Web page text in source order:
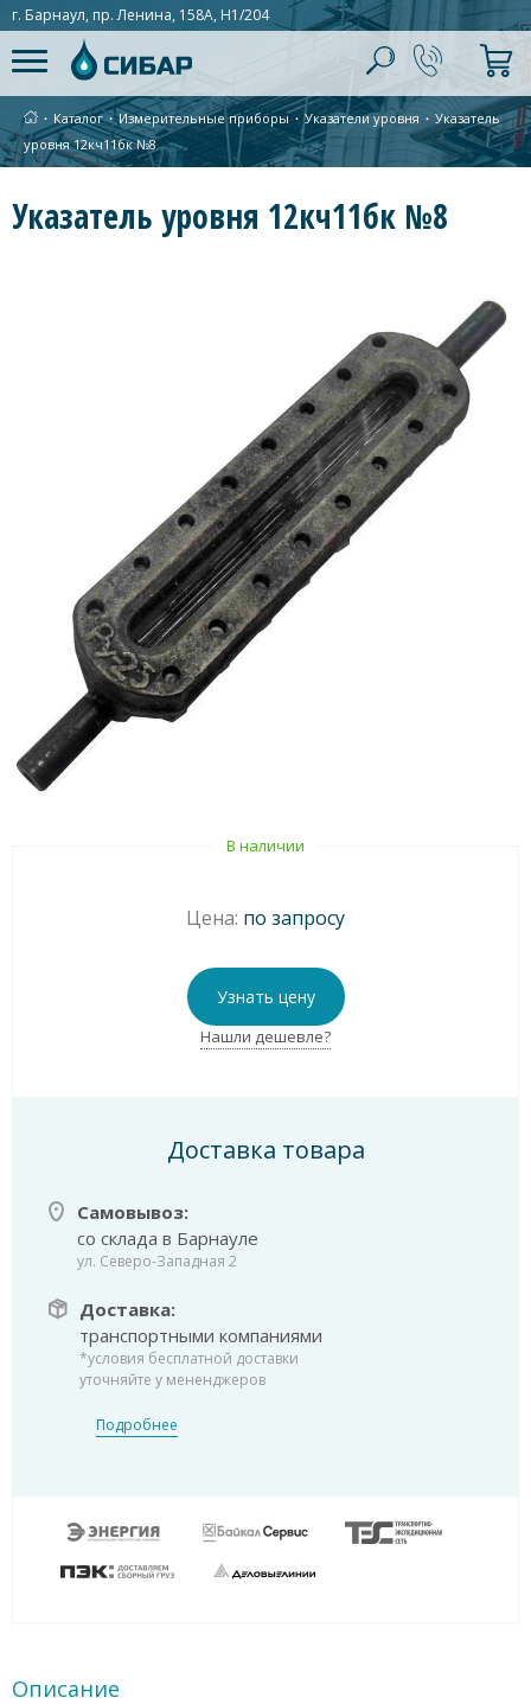
г. Барнаул, пр. Ленина, 158А, Н1/204
∙ Каталог ∙Измерительные приборы ∙ Указатели уровня ∙ Указатель
уровня 12кч11бк №8
Указатель уровня 12кч11бк №8
В наличии
Цена: по запросу
Узнать цену
Нашли дешевле?
Доставка товара
Самовывоз:
со склада в Барнауле
ул. Северо-Западная 2
Доставка:
транспортными компаниями
*условия бесплатной доставки
уточняйте у мененджеров
Подробнее
Описание